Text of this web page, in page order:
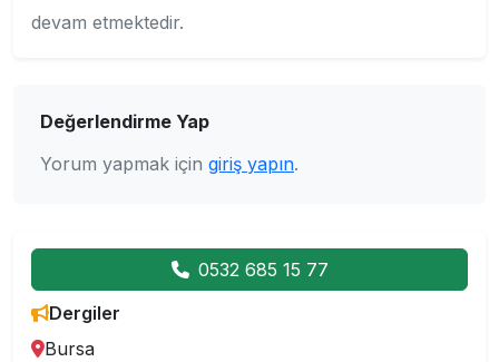
devam etmektedir.
Değerlendirme Yap
Yorum yapmak için giriş yapın.
0532 685 15 77
Dergiler
Bursa